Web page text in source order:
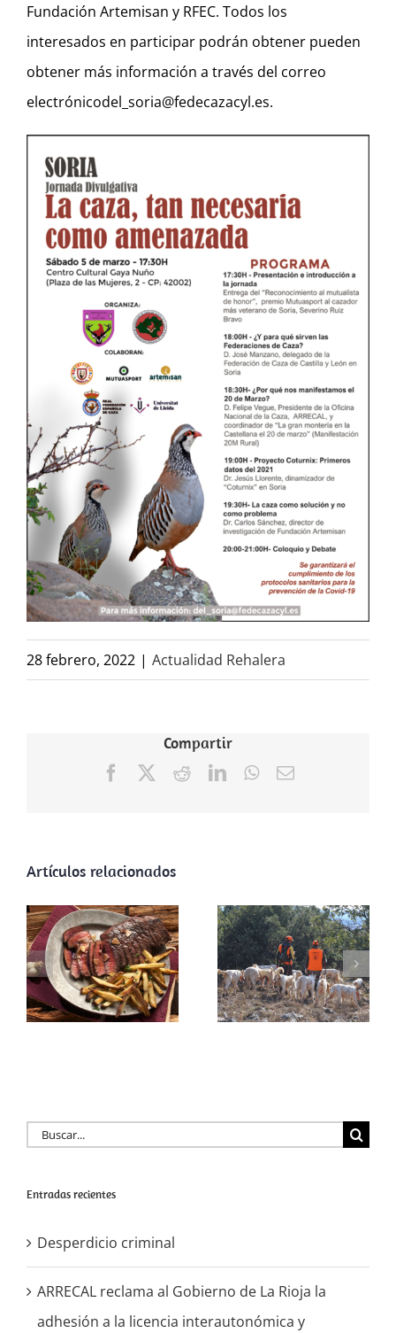
Fundación Artemisan y RFEC. Todos los
interesados en participar podrán obtener pueden
obtener más información a través del correo
electrónicodel_soria@fedecazacyl.es.
28 febrero, 2022 | Actualidad Rehalera
Compartir
FacebookRedditLinkedInWhatsApp
Correo
Artículos relacionados
Desperdicio
criminal
Gobierno de La
Rioja la adhesión
a la licencia
interautonómica
y reconocer a la
rehala como
actor clave en la
Buscar:
Entradas recientes
Desperdicio criminal
ARRECAL reclama al Gobierno de La Rioja la
adhesión a la licencia interautonómica y